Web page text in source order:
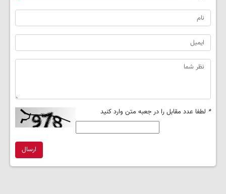
* لطفا عدد مقابل را در جعبه متن وارد کنید
ارسال